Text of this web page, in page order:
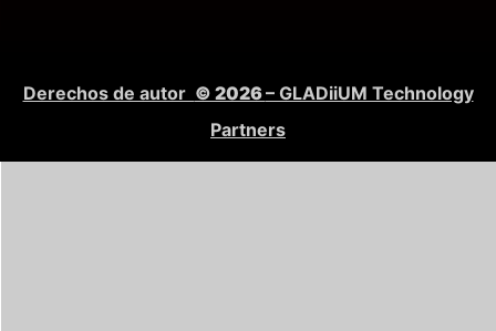
Derechos de autor © 2026– GLADiiUM Technology
Partners